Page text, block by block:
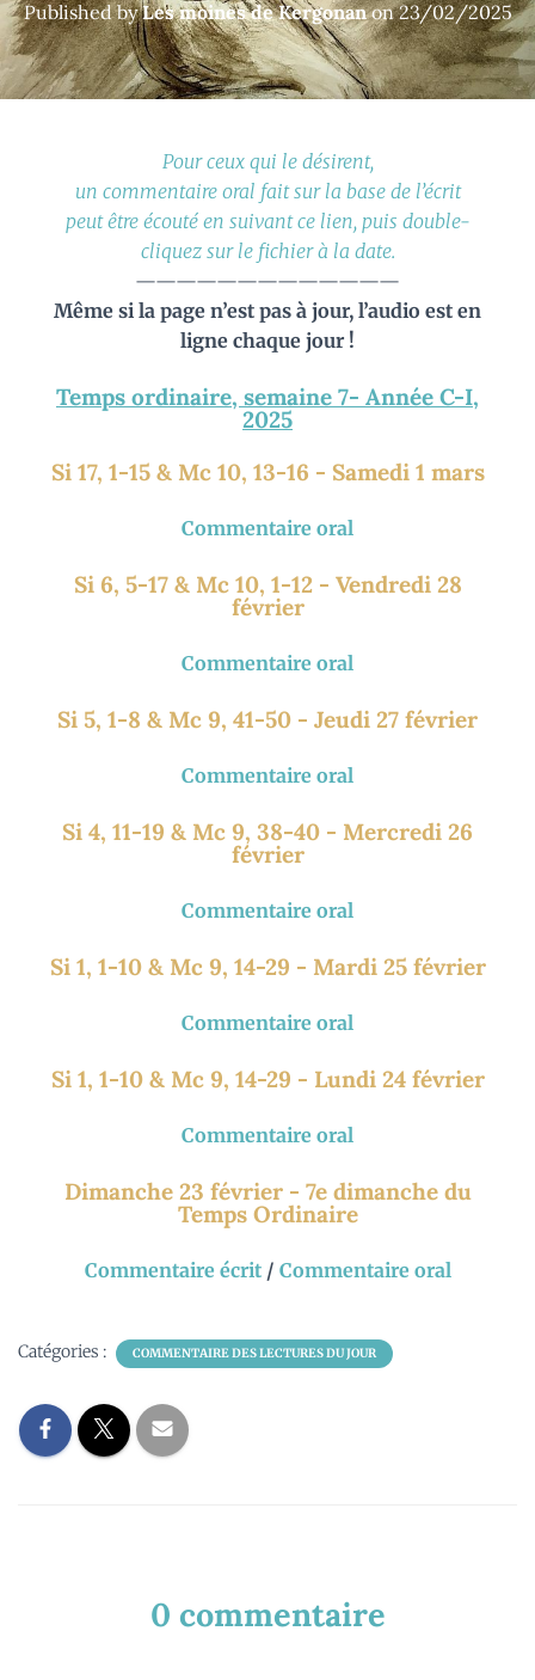
Published byLes moines de Kergonanon23/02/2025
Pour ceux qui le désirent,
un commentaire oral fait sur la base de l’écrit
peut être écouté en suivant ce lien, puis double-
cliquez sur le fichier à la date.
—————————————
Même si la page n’est pas à jour, l’audio est en
ligne chaque jour !
Temps ordinaire, semaine 7- Année C-I,
2025
Si 17, 1-15 & Mc 10, 13-16 - Samedi 1 mars
Commentaire oral
Si 6, 5-17 & Mc 10, 1-12 - Vendredi 28
février
Commentaire oral
Si 5, 1-8 & Mc 9, 41-50 - Jeudi 27 février
Commentaire oral
Si 4, 11-19 & Mc 9, 38-40 - Mercredi 26
février
Commentaire oral
Si 1, 1-10 & Mc 9, 14-29 - Mardi 25 février
Commentaire oral
Si 1, 1-10 & Mc 9, 14-29 - Lundi 24 février
Commentaire oral
Dimanche 23 février - 7e dimanche du
Temps Ordinaire
Commentaire écrit/ Commentaire oral
Catégories : COMMENTAIRE DES LECTURES DU JOUR
0 commentaire